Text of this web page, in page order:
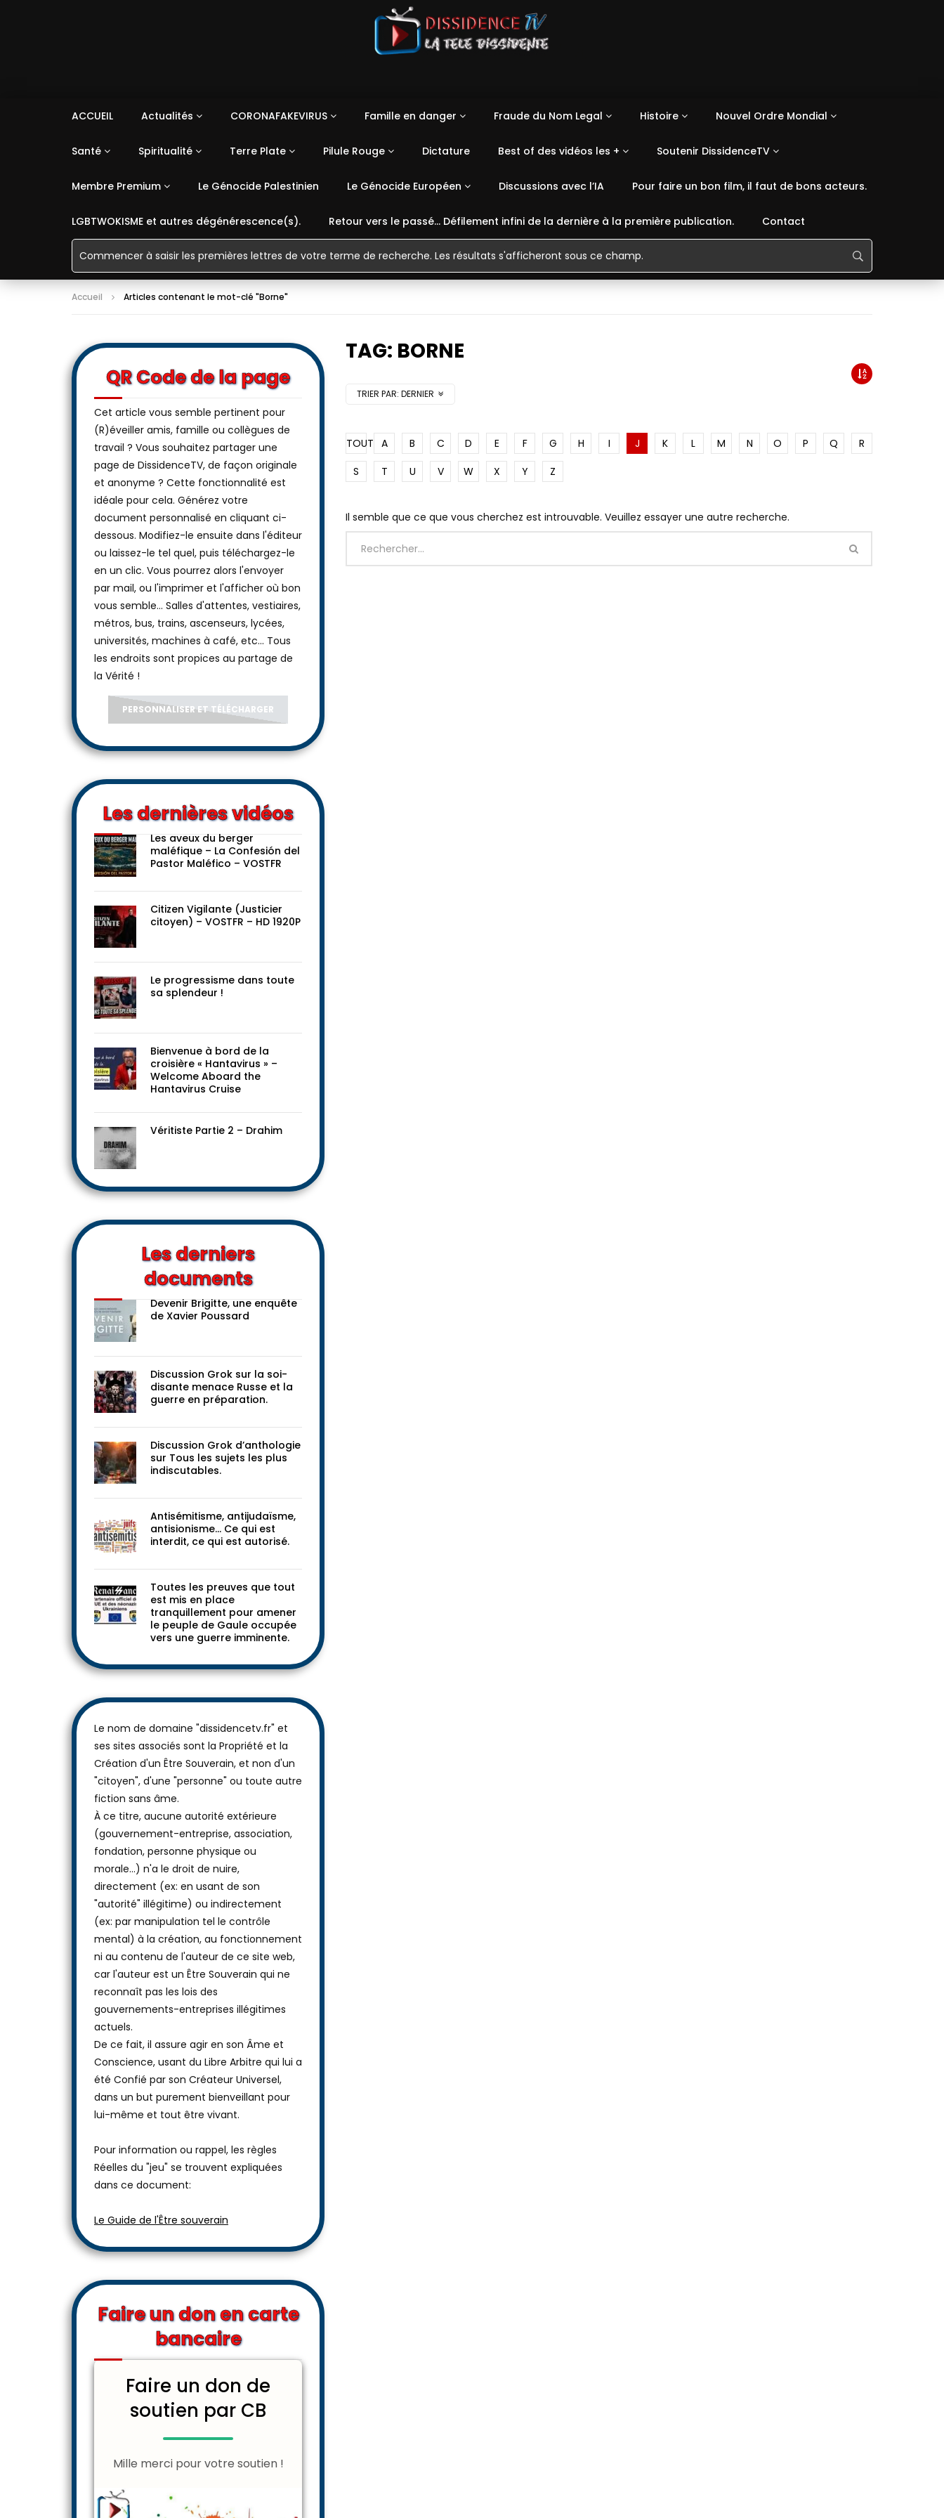
ACCUEIL Actualités CORONAFAKEVIRUS Famille en danger Fraude du Nom Legal Histoire Nouvel Ordre Mondial
Santé Spiritualité Terre Plate Pilule Rouge Dictature Best of des vidéos les + Soutenir DissidenceTV
Membre Premium Le Génocide Palestinien Le Génocide Européen Discussions avec l’IA Pour faire un bon film, il faut de bons acteurs.
LGBTWOKISME et autres dégénérescence(s). Retour vers le passé… Défilement infini de la dernière à la première publication. Contact
Accueil Articles contenant le mot-clé "Borne"
TAG: BORNE
TRIER PAR: DERNIER
TOUT A B C D E F G H I J K L M N O P Q
R
S
T U V W X Y Z
Il semble que ce que vous cherchez est introuvable. Veuillez essayer une autre recherche.
QR Code de la page
Cet article vous semble pertinent pour
(R)éveiller amis, famille ou collègues de
travail ? Vous souhaitez partager une
page de DissidenceTV, de façon originale
et anonyme ? Cette fonctionnalité est
idéale pour cela. Générez votre
document personnalisé en cliquant ci-
dessous. Modifiez-le ensuite dans l'éditeur
ou laissez-le tel quel, puis téléchargez-le
en un clic. Vous pourrez alors l'envoyer
par mail, ou l'imprimer et l'afficher où bon
vous semble… Salles d'attentes, vestiaires,
métros, bus, trains, ascenseurs, lycées,
universités, machines à café, etc... Tous
les endroits sont propices au partage de
la Vérité !
PERSONNALISER ET TÉLÉCHARGER
Les dernières vidéos
Les aveux du berger
maléfique – La Confesión del
Pastor Maléfico – VOSTFR
Citizen Vigilante (Justicier
citoyen) – VOSTFR – HD 1920P
Le progressisme dans toute
sa splendeur !
Bienvenue à bord de la
croisière « Hantavirus » –
Welcome Aboard the
Hantavirus Cruise
Véritiste Partie 2 – Drahim
Les derniers
documents
Devenir Brigitte, une enquête
de Xavier Poussard
Discussion Grok sur la soi-
disante menace Russe et la
guerre en préparation.
Discussion Grok d’anthologie
sur Tous les sujets les plus
indiscutables.
Antisémitisme, antijudaïsme,
antisionisme… Ce qui est
interdit, ce qui est autorisé.
Toutes les preuves que tout
est mis en place
tranquillement pour amener
le peuple de Gaule occupée
vers une guerre imminente.
Le nom de domaine "dissidencetv.fr" et
ses sites associés sont la Propriété et la
Création d'un Être Souverain, et non d'un
"citoyen", d'une "personne" ou toute autre
fiction sans âme.
À ce titre, aucune autorité extérieure
(gouvernement-entreprise, association,
fondation, personne physique ou
morale...) n'a le droit de nuire,
directement (ex: en usant de son
"autorité" illégitime) ou indirectement
(ex: par manipulation tel le contrôle
mental) à la création, au fonctionnement
ni au contenu de l'auteur de ce site web,
car l'auteur est un Être Souverain qui ne
reconnaît pas les lois des
gouvernements-entreprises illégitimes
actuels.
De ce fait, il assure agir en son Âme et
Conscience, usant du Libre Arbitre qui lui a
été Confié par son Créateur Universel,
dans un but purement bienveillant pour
lui-même et tout être vivant.
Pour information ou rappel, les règles
Réelles du "jeu" se trouvent expliquées
dans ce document:
Le Guide de l'Être souverain
Faire un don en carte
bancaire
Faire un don de
soutien par CB
Mille merci pour votre soutien !